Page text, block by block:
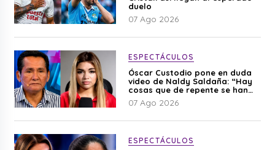
duelo
07 Ago 2026
ESPECTÁCULOS
Óscar Custodio pone en duda
video de Naldy Saldaña: “Hay
cosas que de repente se han
editado”
07 Ago 2026
ESPECTÁCULOS